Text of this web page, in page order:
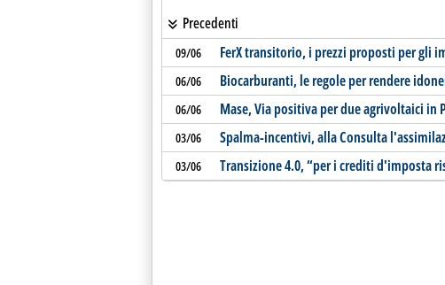
Precedenti
09/06 FerX transitorio, i prezzi proposti per gli
06/06 Biocarburanti, le regole per rendere
06/06 Mase, Via positiva per due agrivoltaici in
03/06 Spalma-incentivi, alla Consulta
03/06 Transizione 4.0, “per i crediti d'imposta